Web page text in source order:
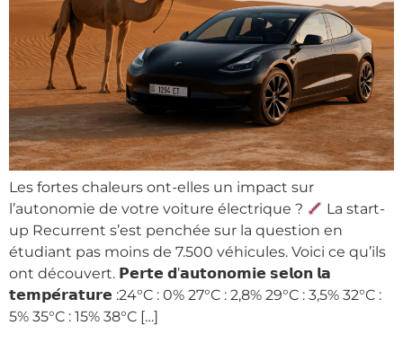
Les fortes chaleurs ont-elles un impact sur
l’autonomie de votre voiture électrique ?
La start-
up Recurrent s’est penchée sur la question en
étudiant pas moins de 7.500 véhicules. Voici ce qu’ils
ont découvert. 𝗣𝗲𝗿𝘁𝗲 𝗱’𝗮𝘂𝘁𝗼𝗻𝗼𝗺𝗶𝗲 𝘀𝗲𝗹𝗼𝗻 𝗹𝗮
𝘁𝗲𝗺𝗽𝗲́𝗿𝗮𝘁𝘂𝗿𝗲 :24°C : 0% 27°C : 2,8% 29°C : 3,5% 32°C :
5% 35°C : 15% 38°C […]